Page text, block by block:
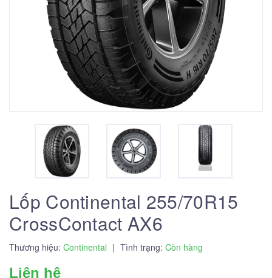
Lốp Continental 255/70R15
CrossContact AX6
Thương hiệu: Continental | Tình trạng: Còn hàng
Liên hệ